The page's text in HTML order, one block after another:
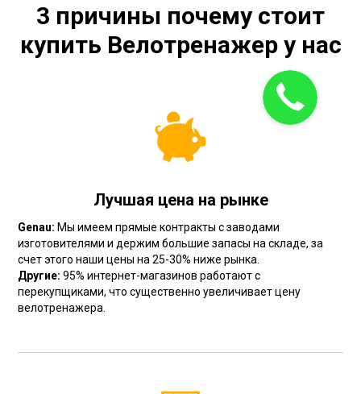
3 причины почему стоит
купить Велотренажер у нас
Лучшая цена на рынке
Genau: Мы имеем прямые контракты с заводами
изготовителями и держим большие запасы на складе, за
счет этого наши цены на 25-30% ниже рынка.
Другие: 95% интернет-магазинов работают с
перекупщиками, что существенно увеличивает цену
велотренажера.